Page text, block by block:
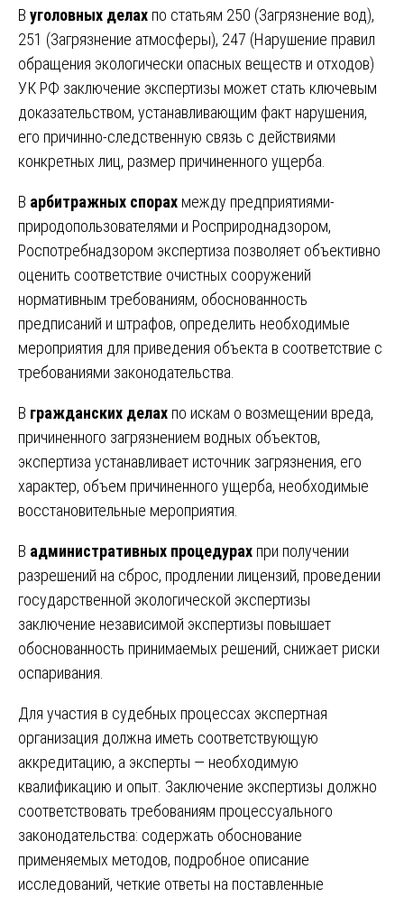
В уголовных делах по статьям 250 (Загрязнение вод),
251 (Загрязнение атмосферы), 247 (Нарушение правил
обращения экологически опасных веществ и отходов)
УК РФ заключение экспертизы может стать ключевым
доказательством, устанавливающим факт нарушения,
его причинно-следственную связь с действиями
конкретных лиц, размер причиненного ущерба.
В арбитражных спорах между предприятиями-
природопользователями и Росприроднадзором,
Роспотребнадзором экспертиза позволяет объективно
оценить соответствие очистных сооружений
нормативным требованиям, обоснованность
предписаний и штрафов, определить необходимые
мероприятия для приведения объекта в соответствие с
требованиями законодательства.
В гражданских делах по искам о возмещении вреда,
причиненного загрязнением водных объектов,
экспертиза устанавливает источник загрязнения, его
характер, объем причиненного ущерба, необходимые
восстановительные мероприятия.
В административных процедурах при получении
разрешений на сброс, продлении лицензий, проведении
государственной экологической экспертизы
заключение независимой экспертизы повышает
обоснованность принимаемых решений, снижает риски
оспаривания.
Для участия в судебных процессах экспертная
организация должна иметь соответствующую
аккредитацию, а эксперты — необходимую
квалификацию и опыт. Заключение экспертизы должно
соответствовать требованиям процессуального
законодательства: содержать обоснование
применяемых методов, подробное описание
исследований, четкие ответы на поставленные